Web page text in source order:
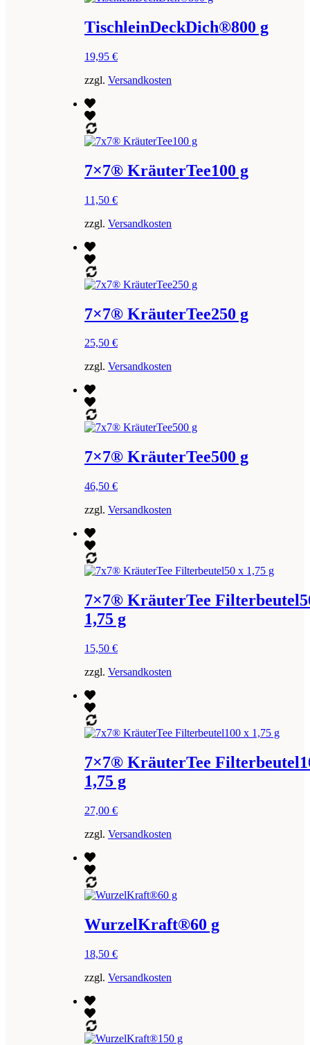
TischleinDeckDich®800 g
19,95 €
zzgl. Versandkosten
7×7® KräuterTee100 g
11,50 €
zzgl. Versandkosten
7×7® KräuterTee250 g
25,50 €
zzgl. Versandkosten
7×7® KräuterTee500 g
46,50 €
zzgl. Versandkosten
7×7® KräuterTee
1,75 g
15,50 €
zzgl. Versandkosten
7×7® KräuterTee
1,75 g
27,00 €
zzgl. Versandkosten
WurzelKraft®60 g
18,50 €
zzgl. Versandkosten